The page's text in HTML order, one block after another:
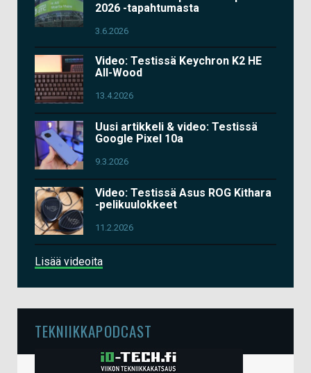
2026 -tapahtumasta
3.6.2026
Video: Testissä Keychron K2 HE
All-Wood
13.4.2026
Uusi artikkeli & video: Testissä
Google Pixel 10a
9.3.2026
Video: Testissä Asus ROG Kithara
-pelikuulokkeet
11.2.2026
Lisää videoita
TEKNIIKKAPODCAST